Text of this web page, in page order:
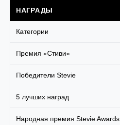
НАГРАДЫ
Категории
Премия «Стиви»
Победители Stevie
5 лучших наград
Народная премия Stevie Awards